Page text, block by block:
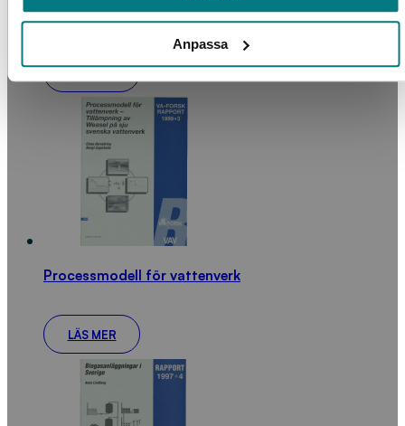
Anpassa
Miljöföroreningar i dricksvatten
LÄS MER
Processmodell för vattenverk
LÄS MER